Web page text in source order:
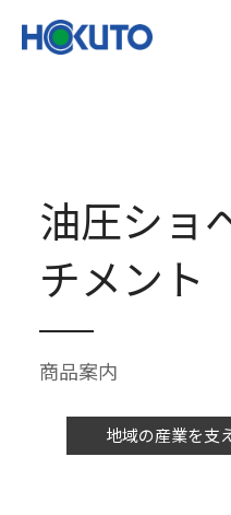
油圧ショ
チメント
商品案内
地域の産業を支